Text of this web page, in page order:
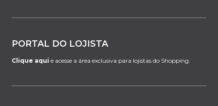
PORTAL DO LOJISTA
Clique aqui e acesse a área exclusiva para lojistas do Shopping.